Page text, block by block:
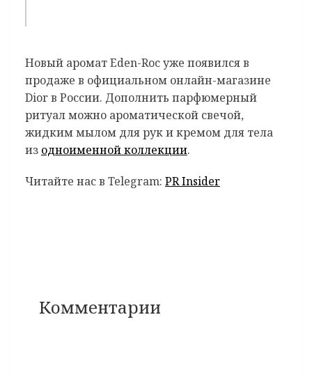
Новый аромат Eden-Roc уже появился в
продаже в официальном онлайн-магазине
Dior в России. Дополнить парфюмерный
ритуал можно ароматической свечой,
жидким мылом для рук и кремом для тела
из одноименной коллекции.
Читайте нас в Telegram: PR Insider
Комментарии